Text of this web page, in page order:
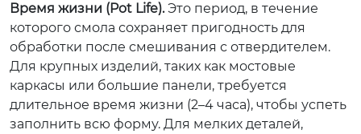
Время жизни (Pot Life).Это период, в течение
которого смола сохраняет пригодность для
обработки после смешивания с отвердителем.
Для крупных изделий, таких как мостовые
каркасы или большие панели, требуется
длительное время жизни (2–4 часа), чтобы успеть
заполнить всю форму. Для мелких деталей,